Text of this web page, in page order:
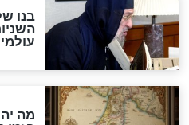
האם לאחר
אפשר